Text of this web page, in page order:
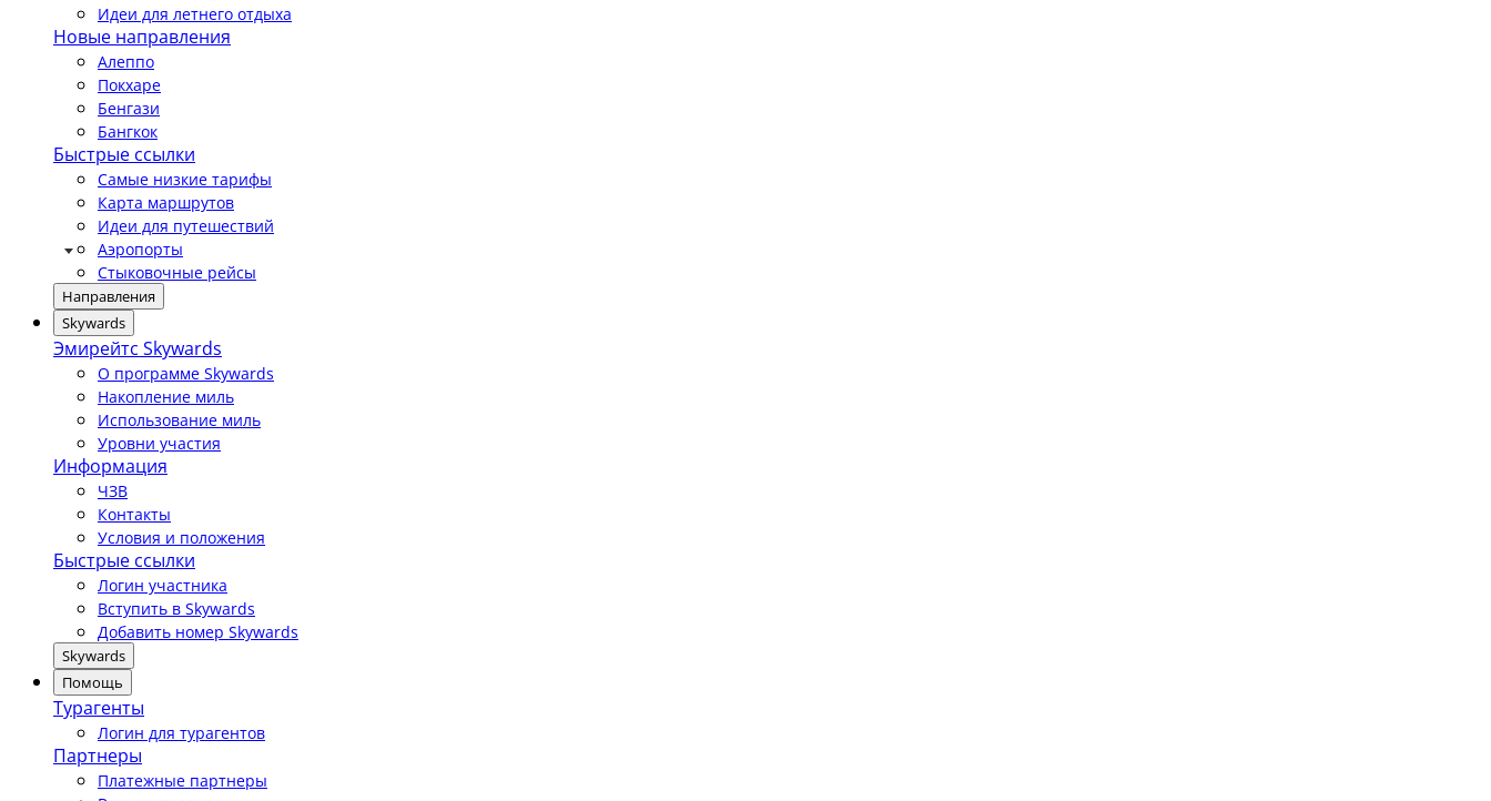
Идеи для летнего отдыха
Новые направления
Алеппо
Покхаре
Бенгази
Бангкок
Быстрые ссылки
Самые низкие тарифы
Карта маршрутов
Идеи для путешествий
Аэропорты
Стыковочные рейсы
Направления
Skywards
Эмирейтс Skywards
О программе Skywards
Накопление миль
Использование миль
Уровни участия
Информация
ЧЗВ
Контакты
Условия и положения
Быстрые ссылки
Логин участника
Вступить в Skywards
Добавить номер Skywards
Skywards
Помощь
Турагенты
Логин для турагентов
Партнеры
Платежные партнеры